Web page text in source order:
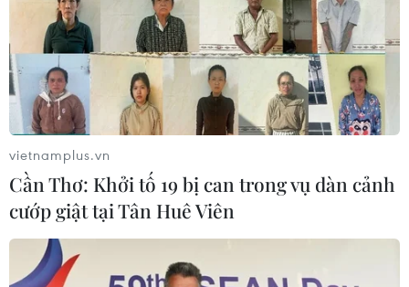
vietnamplus.vn
Cần Thơ: Khởi tố 19 bị can trong vụ dàn cảnh
cướp giật tại Tân Huê Viên